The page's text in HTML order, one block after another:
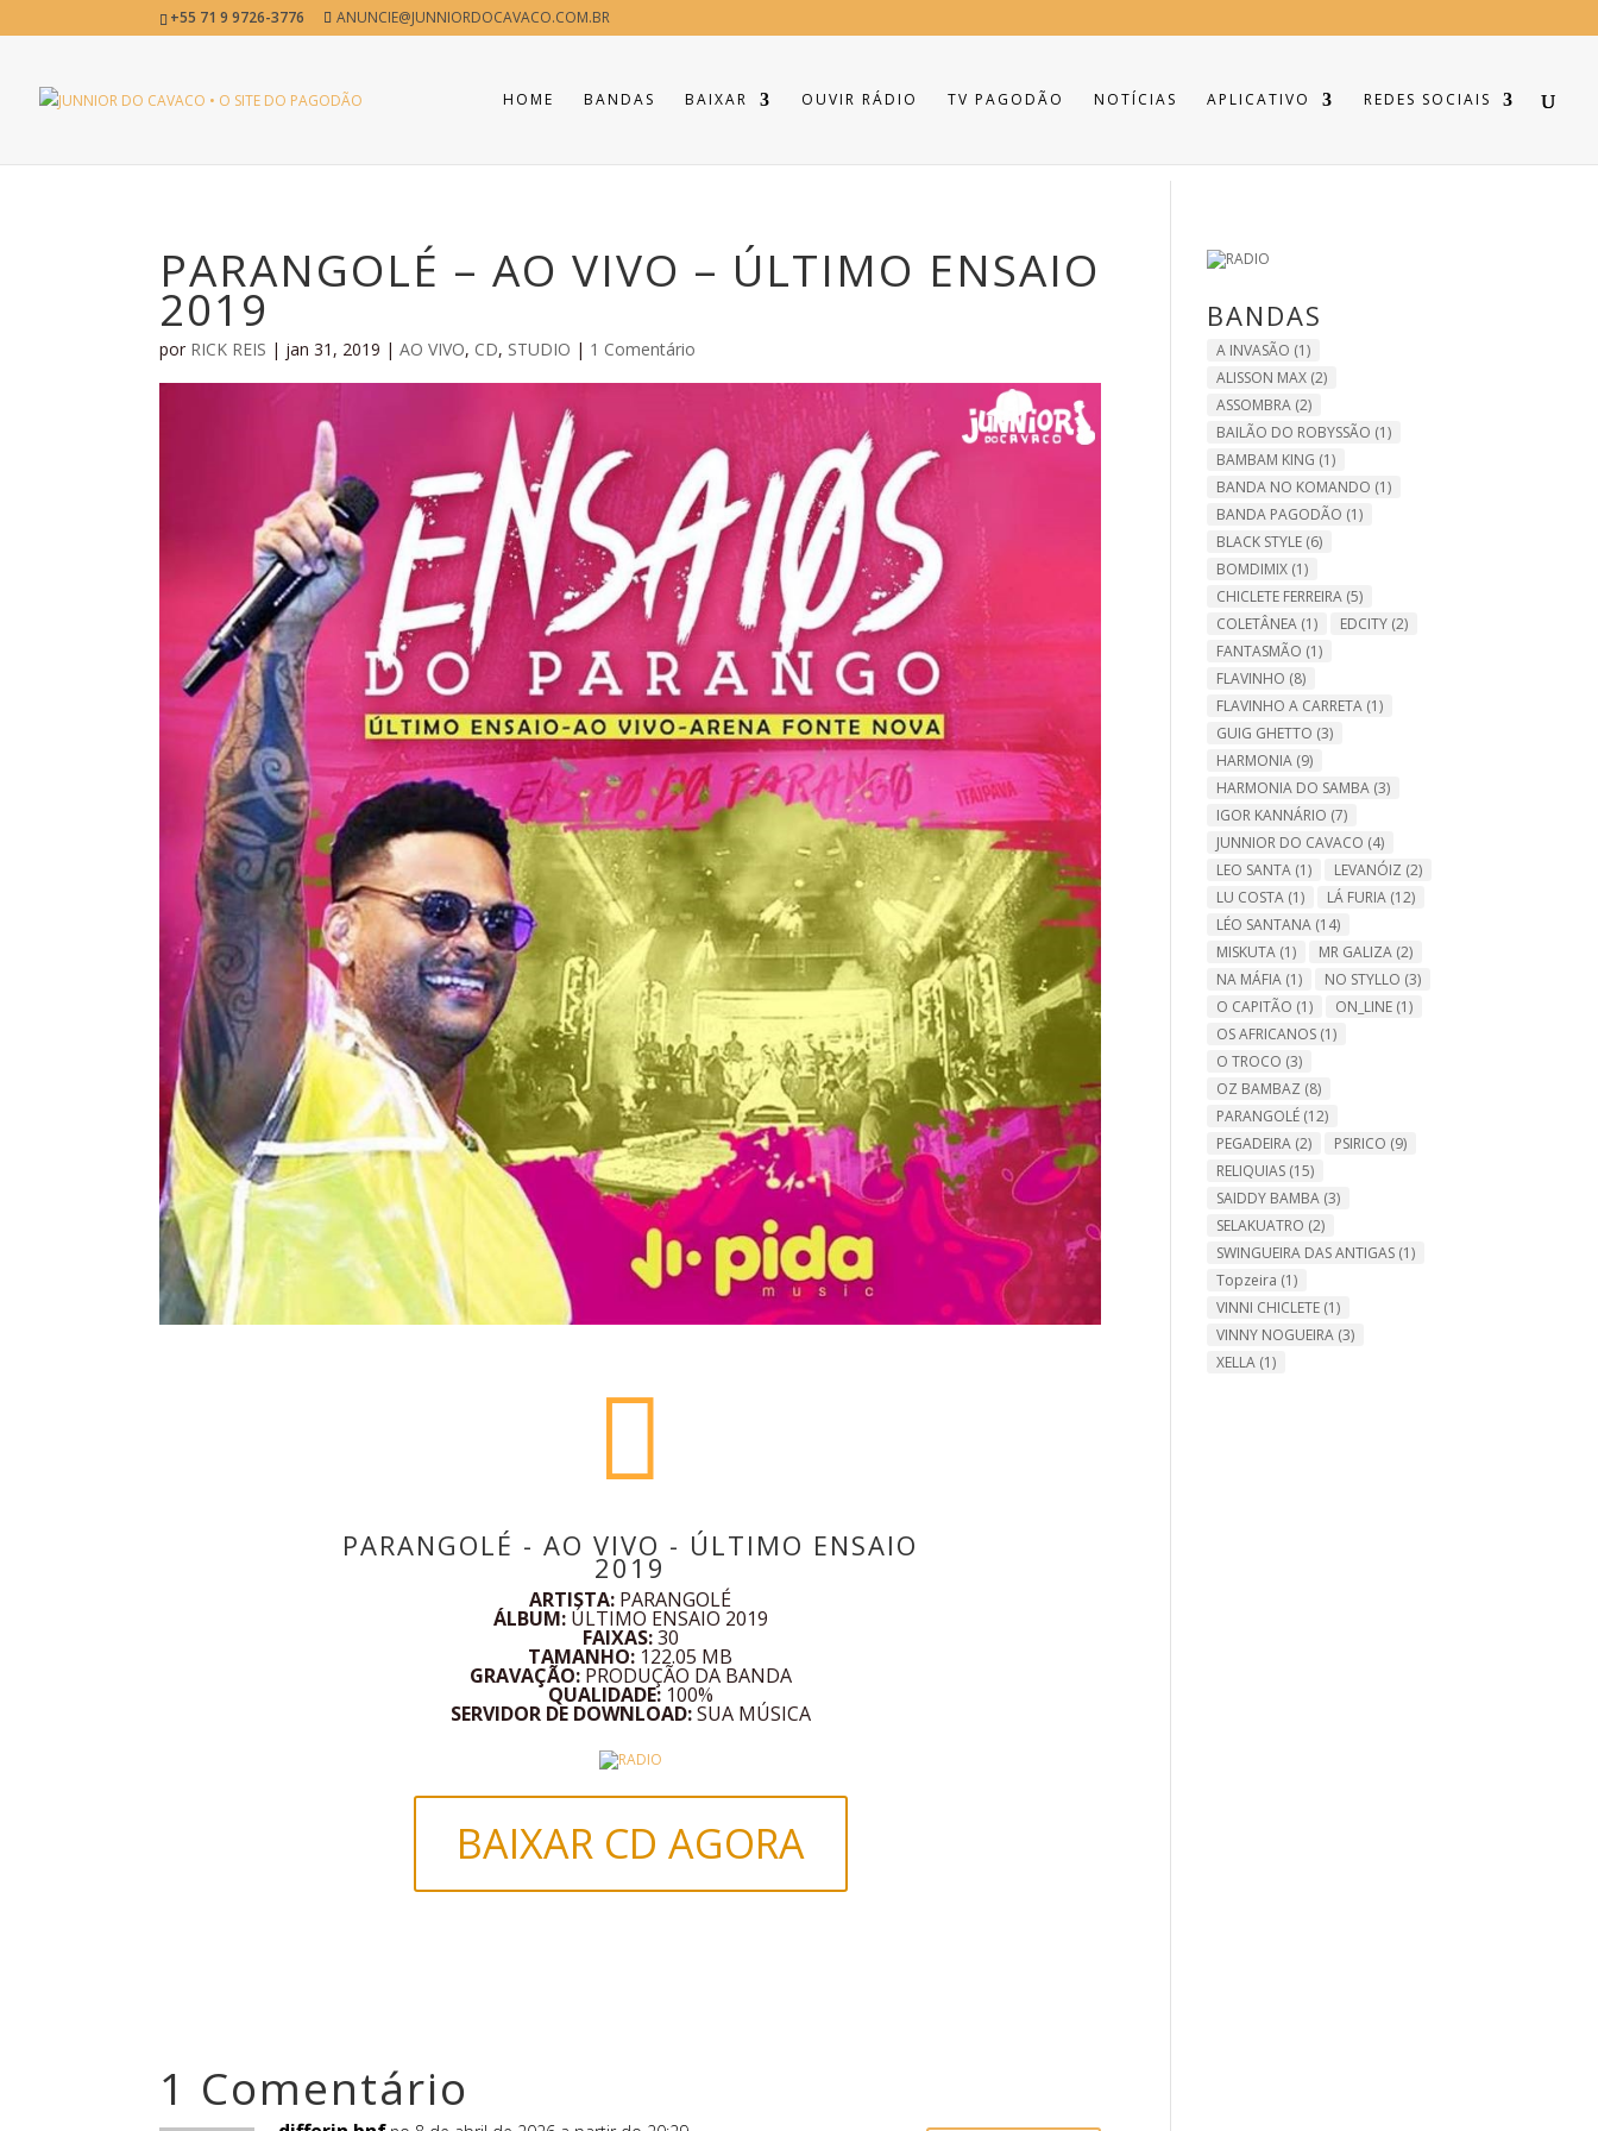
+55 71 9 9726-3776 ANUNCIE@JUNNIORDOCAVACO.COM.BR
HOME BANDAS BAIXAR OUVIR RÁDIO TV PAGODÃO NOTÍCIAS APLICATIVO REDES SOCIAIS
PARANGOLÉ – AO VIVO – ÚLTIMO ENSAIO
2019
por RICK REIS | jan 31, 2019 |AO VIVO, CD, STUDIO | 1 Comentário

PARANGOLÉ - AO VIVO - ÚLTIMO ENSAIO
2019
ARTISTA: PARANGOLÉ
ÁLBUM: ÚLTIMO ENSAIO 2019
FAIXAS:30
TAMANHO: 122.05 MB
GRAVAÇÃO: PRODUÇÃO DA BANDA
QUALIDADE: 100%
SERVIDOR DE DOWNLOAD:SUA MÚSICA
BAIXAR CD AGORA
1 Comentário
BANDAS
A INVASÃO (1)
ALISSON MAX (2)
ASSOMBRA (2)
BAILÃO DO ROBYSSÃO (1)
BAMBAM KING (1)
BANDA NO KOMANDO (1)
BANDA PAGODÃO (1)
BLACK STYLE (6)
BOMDIMIX (1)
CHICLETE FERREIRA (5)
COLETÂNEA (1) EDCITY (2)
FANTASMÃO (1)
FLAVINHO (8)
FLAVINHO A CARRETA (1)
GUIG GHETTO (3)
HARMONIA (9)
HARMONIA DO SAMBA (3)
IGOR KANNÁRIO (7)
JUNNIOR DO CAVACO (4)
LEO SANTA (1) LEVANÓIZ (2)
LU COSTA (1) LÁ FURIA (12)
LÉO SANTANA (14)
MISKUTA (1) MR GALIZA (2)
NA MÁFIA (1) NO STYLLO (3)
O CAPITÃO (1) ON_LINE (1)
OS AFRICANOS (1)
O TROCO (3)
OZ BAMBAZ (8)
PARANGOLÉ (12)
PEGADEIRA (2) PSIRICO (9)
RELIQUIAS (15)
SAIDDY BAMBA (3)
SELAKUATRO (2)
SWINGUEIRA DAS ANTIGAS (1)
Topzeira (1)
VINNI CHICLETE (1)
VINNY NOGUEIRA (3)
XELLA (1)